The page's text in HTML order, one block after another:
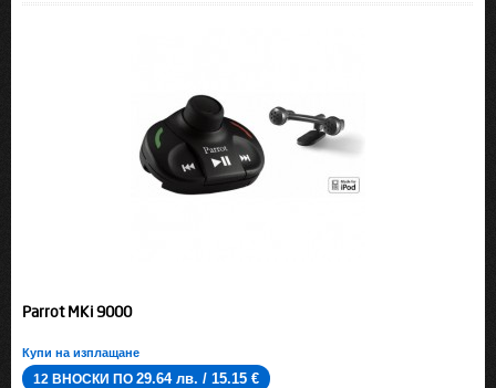
Parrot MKi 9000
Купи на изплащане
12 ВНОСКИ ПО 29.64 лв. / 15.15 €